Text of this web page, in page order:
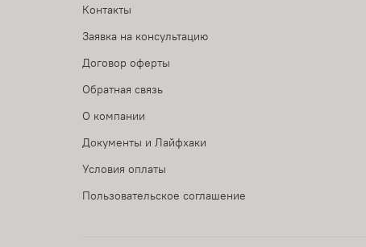
Контакты
Заявка на консультацию
Договор оферты
Обратная связь
О компании
Документы и Лайфхаки
Условия оплаты
Пользовательское соглашение